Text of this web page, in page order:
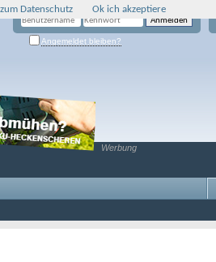
Angemeldet bleiben?
Werbung
Datenschutz Ok ich akzeptiere